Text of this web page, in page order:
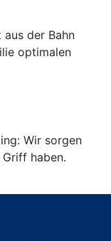
der Bahn
optimalen
Wir sorgen
haben.